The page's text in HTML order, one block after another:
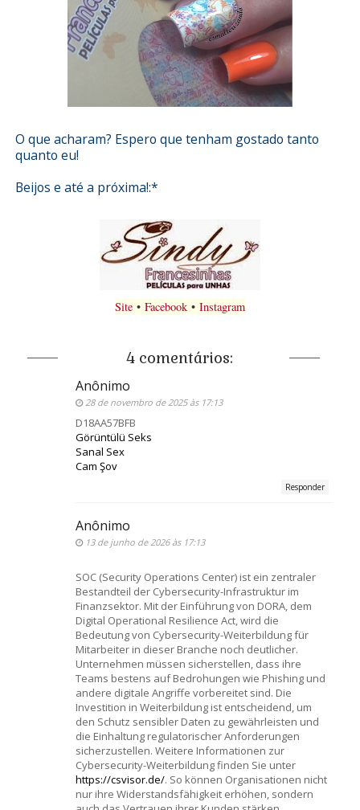
O que acharam? Espero que tenham gostado tanto
quanto eu!
Beijos e até a próxima!:*
Site• Facebook• Instagram
4 comentários:
Anônimo
28 de novembro de 2025 às 17:13
D18AA57BFB
Görüntülü Seks
Sanal Sex
Cam Şov
Responder
Anônimo
13 de junho de 2026 às 17:13
SOC (Security Operations Center) ist ein zentraler
Bestandteil der Cybersecurity-Infrastruktur im
Finanzsektor. Mit der Einführung von DORA, dem
Digital Operational Resilience Act, wird die
Bedeutung von Cybersecurity-Weiterbildung für
Mitarbeiter in dieser Branche noch deutlicher.
Unternehmen müssen sicherstellen, dass ihre
Teams bestens auf Bedrohungen wie Phishing und
andere digitale Angriffe vorbereitet sind. Die
Investition in Weiterbildung ist entscheidend, um
den Schutz sensibler Daten zu gewährleisten und
die Einhaltung regulatorischer Anforderungen
sicherzustellen. Weitere Informationen zur
Cybersecurity-Weiterbildung finden Sie unter
https://csvisor.de/. So können Organisationen nicht
nur ihre Widerstandsfähigkeit erhöhen, sondern